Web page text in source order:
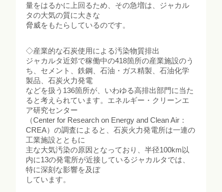
量をはるかに上回るため、その急増は、ジャカル
タの大気の質に大きな
脅威をもたらしているのです。
◇産業的な石炭使用による汚染物質排出
ジャカルタ近郊で稼働中の418箇所の産業施設のう
ち、セメント、鉄鋼、石油・ガス精製、石油化学
製品、石炭火力発電
などを扱う136箇所が、いわゆる高排出部門に当た
ると考えられています。エネルギー・クリーンエ
ア研究センター
（Center for Research on Energy and Clean Air：
CREA）の調査によると、石炭火力発電所は一連の
工業施設とともに
主な大気汚染の原因となっており、半径100km以
内に13の発電所が近接しているジャカルタでは、
特に深刻な影響を及ぼ
しています。